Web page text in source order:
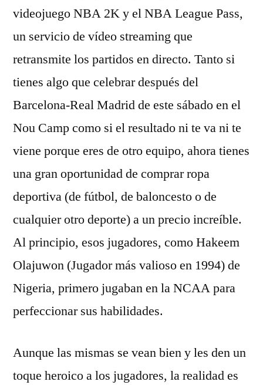
videojuego NBA 2K y el NBA League Pass,
un servicio de vídeo streaming que
retransmite los partidos en directo. Tanto si
tienes algo que celebrar después del
Barcelona-Real Madrid de este sábado en el
Nou Camp como si el resultado ni te va ni te
viene porque eres de otro equipo, ahora tienes
una gran oportunidad de comprar ropa
deportiva (de fútbol, de baloncesto o de
cualquier otro deporte) a un precio increíble.
Al principio, esos jugadores, como Hakeem
Olajuwon (Jugador más valioso en 1994) de
Nigeria, primero jugaban en la NCAA para
perfeccionar sus habilidades.
Aunque las mismas se vean bien y les den un
toque heroico a los jugadores, la realidad es